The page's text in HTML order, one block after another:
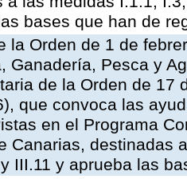
bases que han de
la Orden de 1 de
Ganadería, Pesca y
de la Orden de 17
que convoca las
en el Programa
Canarias, destinadas
III.11 y aprueba las